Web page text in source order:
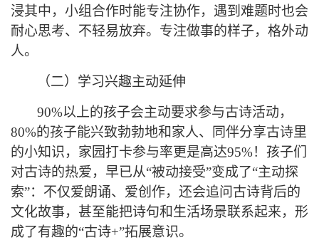
浸其中，小组合作时能专注协作，遇到难题时也会
耐心思考、不轻易放弃。 专注做事的样子，格外动
人。
（二） 学习兴趣主动延伸
90%以上的孩子会主动要求参与古诗活动，
80%的孩子能兴致勃勃地和家人、同伴分享古诗里
的小知识，家园打卡参与率更是高达95%！孩子们
对古诗的热爱，早已从“被动接受”变成了“主动探
索”：不仅爱朗诵、爱创作，还会追问古诗背后的
文化故事，甚至能把诗句和生活场景联系起来，形
成了有趣的“古诗+”拓展意识。